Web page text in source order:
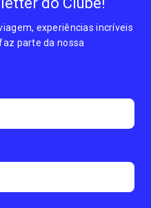
experiências incríveis
parte da nossa